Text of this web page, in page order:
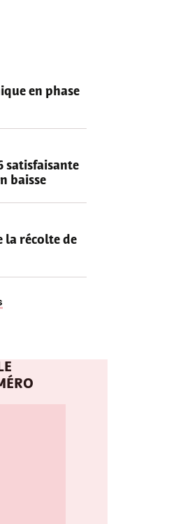
en phase
satisfaisante
baisse
la récolte de